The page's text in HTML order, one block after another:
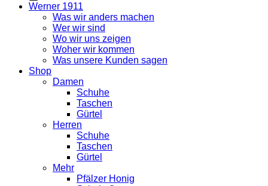
Werner 1911
Was wir anders machen
Wer wir sind
Wo wir uns zeigen
Woher wir kommen
Was unsere Kunden sagen
Shop
Damen
Schuhe
Taschen
Gürtel
Herren
Schuhe
Taschen
Gürtel
Mehr
Pfälzer Honig